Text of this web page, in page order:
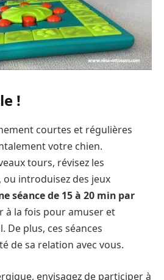
!
courtes et régulières
votre chien.
tours, révisez les
ou introduisez des jeux
séance de 15 à 20 min par
à la fois pour amuser et
De plus, ces séances
de sa relation avec vous.
envisagez de participer à